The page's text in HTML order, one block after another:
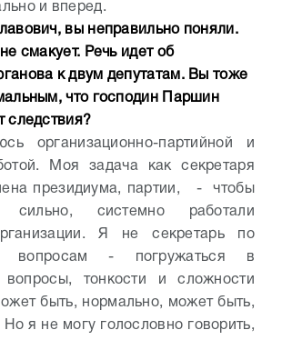
и вперед.
вы неправильно поняли.
смакует. Речь идет об
к двум депутатам. Вы тоже
что господин Паршин
следствия?
организационно-партийной и
Моя задача как секретаря
президиума, партии, - чтобы
сильно, системно работали
Я не секретарь по
вопросам - погружаться в
вопросы, тонкости и сложности
быть, нормально, может быть,
я не могу голословно говорить,